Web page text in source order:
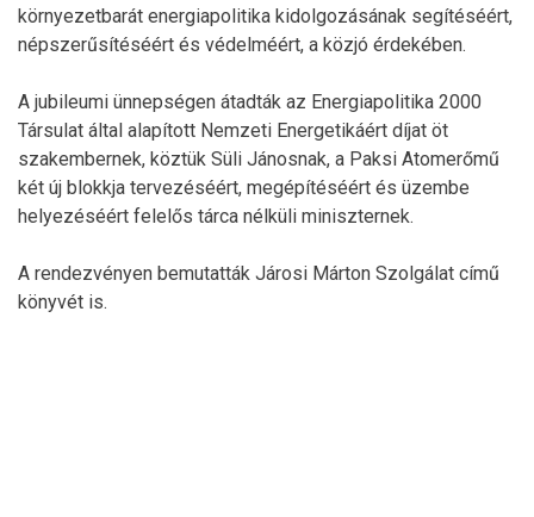
környezetbarát energiapolitika kidolgozásának segítéséért,
népszerűsítéséért és védelméért, a közjó érdekében.
A jubileumi ünnepségen átadták az Energiapolitika 2000
Társulat által alapított Nemzeti Energetikáért díjat öt
szakembernek, köztük Süli Jánosnak, a Paksi Atomerőmű
két új blokkja tervezéséért, megépítéséért és üzembe
helyezéséért felelős tárca nélküli miniszternek.
A rendezvényen bemutatták Járosi Márton Szolgálat című
könyvét is.